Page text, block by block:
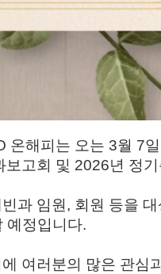
온해피는 오는 3월 7
고회 및 2026년 정기
과 임원, 회원 등을
예정입니다.
여러분의 많은 관심